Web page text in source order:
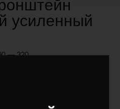
усиленный
— 320